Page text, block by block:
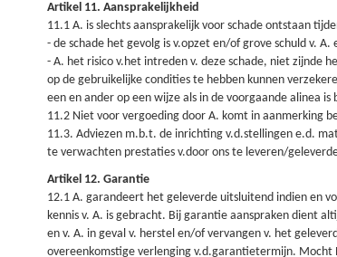
Artikel 11. Aansprakelijkheid
11.1 A. is slechts aansprakelijk voor schade ontstaan
- de schade het gevolg is v.opzet en/of grove schuld v.
- A. het risico v.het intreden v. deze schade, niet zijnde
op de gebruikelijke condities te hebben kunnen
een en ander op een wijze als in de voorgaande alinea is
11.2 Niet voor vergoeding door A. komt in aanmerking
11.3. Adviezen m.b.t. de inrichting v.d.stellingen e.d.
te verwachten prestaties v.door ons te leveren/
Artikel 12. Garantie
12.1 A. garandeert het geleverde uitsluitend indien en
kennis v. A. is gebracht. Bij garantie aanspraken dient
en v. A. in geval v. herstel en/of vervangen v. het
overeenkomstige verlenging v.d.garantietermijn.